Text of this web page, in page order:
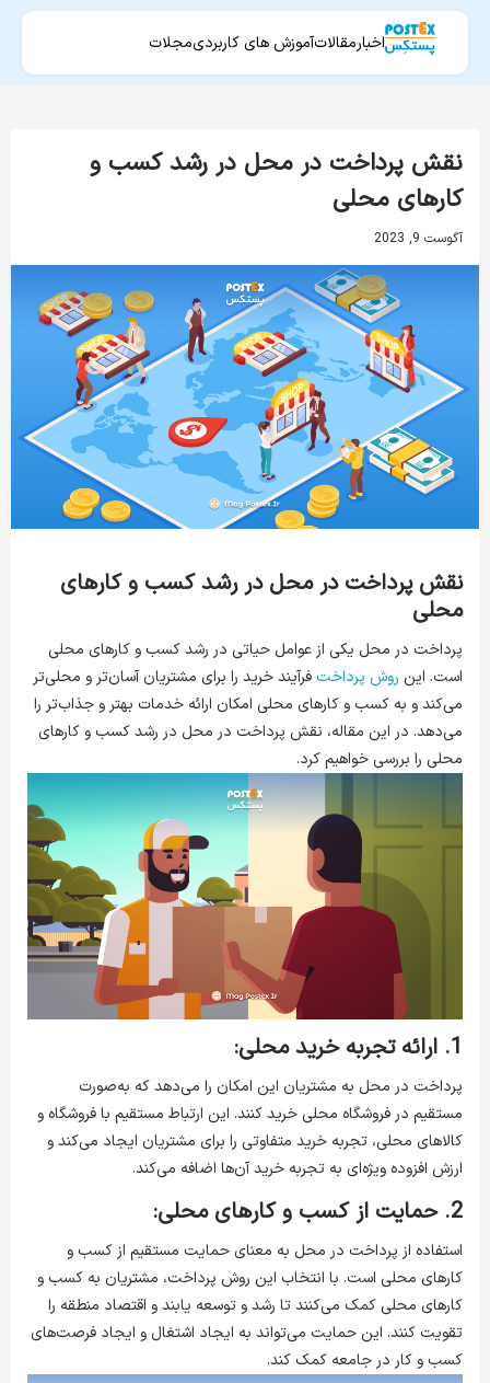
اخبارمقالاتآموزش های کاربردیمجلات
نقش پرداخت در محل در رشد کسب و
کارهای محلی
آگوست 9, 2023
نقش پرداخت در محل در رشد کسب و کارهای
محلی
پرداخت در محل یکی از عوامل حیاتی در رشد کسب و کارهای محلی
است. این روش پرداخت فرآیند خرید را برای مشتریان آسان‌تر و محلی‌تر
می‌کند و به کسب و کارهای محلی امکان ارائه خدمات بهتر و جذاب‌تر را
می‌دهد. در این مقاله، نقش پرداخت در محل در رشد کسب و کارهای
محلی را بررسی خواهیم کرد.
1. ارائه تجربه خرید محلی:
پرداخت در محل به مشتریان این امکان را می‌دهد که به‌صورت
مستقیم در فروشگاه محلی خرید کنند. این ارتباط مستقیم با فروشگاه و
کالاهای محلی، تجربه خرید متفاوتی را برای مشتریان ایجاد می‌کند و
ارزش افزوده ویژه‌ای به تجربه خرید آن‌ها اضافه می‌کند.
2. حمایت از کسب و کارهای محلی:
استفاده از پرداخت در محل به معنای حمایت مستقیم از کسب و
کارهای محلی است. با انتخاب این روش پرداخت، مشتریان به کسب و
کارهای محلی کمک می‌کنند تا رشد و توسعه یابند و اقتصاد منطقه را
تقویت کنند. این حمایت می‌تواند به ایجاد اشتغال و ایجاد فرصت‌های
کسب و کار در جامعه کمک کند.